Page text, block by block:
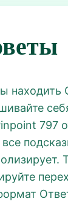
находить
797
все